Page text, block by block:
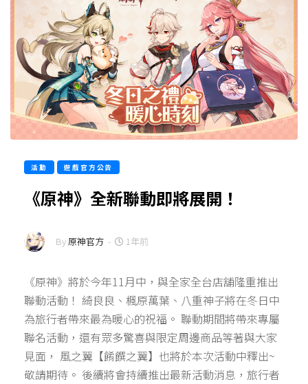
活動 遊戲官方公告
《原神》全新聯動即將展開！
By原神官方 - 1年前
《原神》將於今年11月中，與全家全台店舖隆重推出
聯動活動！ 綺良良、楓原萬葉、八重神子將在冬日中
為旅行者帶來最為暖心的祝福。 聯動期間將帶來專屬
聯名活動，還有眾多驚喜與限定周邊商品等著與大家
見面， 風之翼【餚饌之翼】也將於本次活動中釋出~
敬請期待。 後續將會持續推出最新活動消息，旅行者